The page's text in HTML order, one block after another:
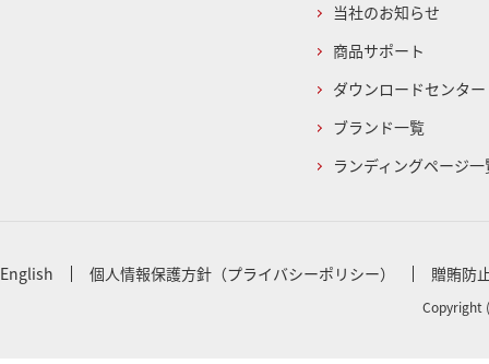
当社のお知らせ
商品サポート
ダウンロードセンター
ブランド一覧
ランディングページ一
English 個人情報保護方針（プライバシーポリシー） 贈賄防
Copyright